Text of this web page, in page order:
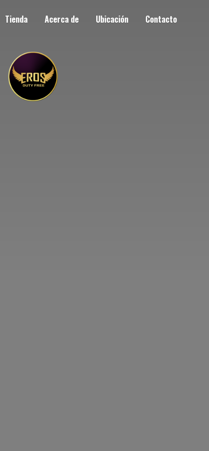
Tienda Acerca de Ubicación Contacto